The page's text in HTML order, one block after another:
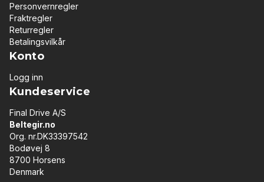
Personvernregler
Fraktregler
Returregler
Betalingsvilkår
Konto
Logg inn
Kundeservice
Final Drive A/S
Beltegir.no
Org. nr.DK33397542
Bodøvej 8
8700 Horsens
Denmark